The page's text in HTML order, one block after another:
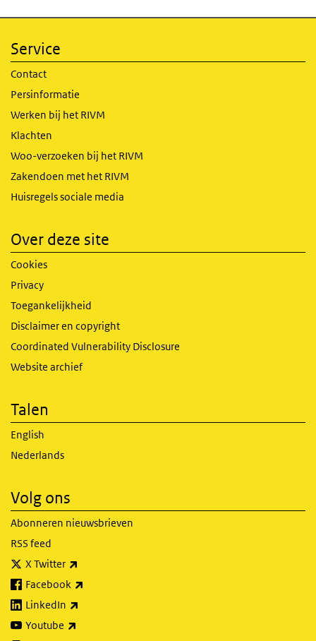
Service
Contact
Persinformatie
Werken bij het RIVM
Klachten
Woo-verzoeken bij het RIVM
Zakendoen met het RIVM
Huisregels sociale media
Over deze site
Cookies
Privacy
Toegankelijkheid
Disclaimer en copyright
Coordinated Vulnerability Disclosure
Website archief
Talen
English
Nederlands
Volg ons
Abonneren nieuwsbrieven
RSS feed
X Twitter
Facebook
LinkedIn
Youtube